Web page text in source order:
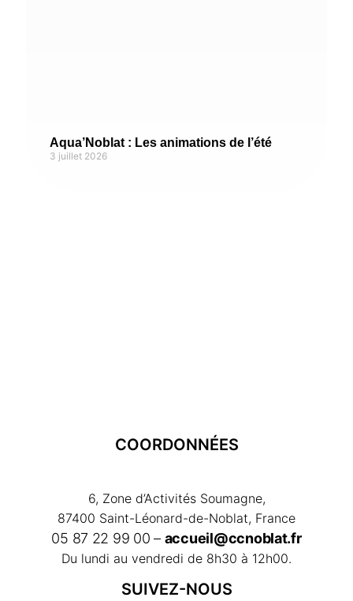
Aqua’Noblat : Les animations de l’été
3 juillet 2026
COORDONNÉES
6, Zone d’Activités Soumagne,
87400 Saint-Léonard-de-Noblat, France
05 87 22 99 00 – accueil@ccnoblat.fr
Du lundi au vendredi de 8h30 à 12h00.
SUIVEZ-NOUS